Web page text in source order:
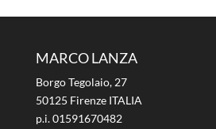
MARCO LANZA
Borgo Tegolaio, 27
50125 Firenze ITALIA
p.i. 01591670482